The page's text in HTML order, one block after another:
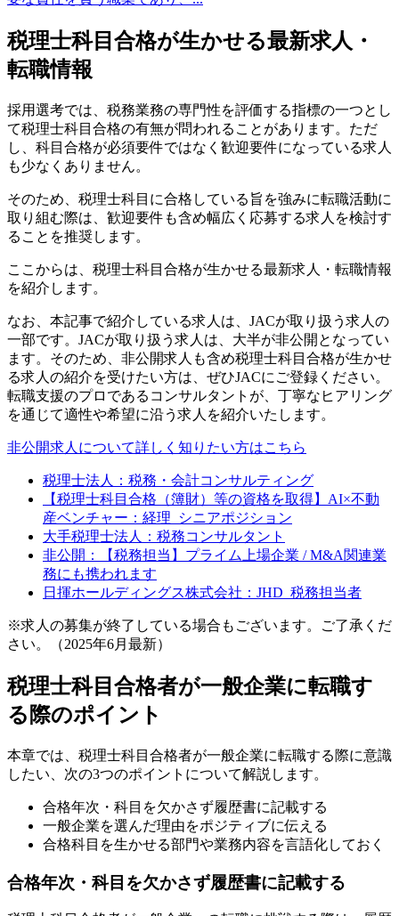
税理士科目合格が生かせる最新求人・
転職情報
採用選考では、税務業務の専門性を評価する指標の一つとし
て税理士科目合格の有無が問われることがあります。ただ
し、科目合格が必須要件ではなく歓迎要件になっている求人
も少なくありません。
そのため、税理士科目に合格している旨を強みに転職活動に
取り組む際は、歓迎要件も含め幅広く応募する求人を検討す
ることを推奨します。
ここからは、税理士科目合格が生かせる最新求人・転職情報
を紹介します。
なお、本記事で紹介している求人は、JACが取り扱う求人の
一部です。JACが取り扱う求人は、大半が非公開となってい
ます。そのため、非公開求人も含め税理士科目合格が生かせ
る求人の紹介を受けたい方は、ぜひJACにご登録ください。
転職支援のプロであるコンサルタントが、丁寧なヒアリング
を通じて適性や希望に沿う求人を紹介いたします。
非公開求人について詳しく知りたい方はこちら
税理士法人：税務・会計コンサルティング
【税理士科目合格（簿財）等の資格を取得】AI×不動
産ベンチャー：経理_シニアポジション
大手税理士法人：税務コンサルタント
非公開：【税務担当】プライム上場企業 / M&A関連業
務にも携われます
日揮ホールディングス株式会社：JHD_税務担当者
※求人の募集が終了している場合もございます。ご了承くだ
さい。（2025年6月最新）
税理士科目合格者が一般企業に転職す
る際のポイント
本章では、税理士科目合格者が一般企業に転職する際に意識
したい、次の3つのポイントについて解説します。
合格年次・科目を欠かさず履歴書に記載する
一般企業を選んだ理由をポジティブに伝える
合格科目を生かせる部門や業務内容を言語化しておく
合格年次・科目を欠かさず履歴書に記載する